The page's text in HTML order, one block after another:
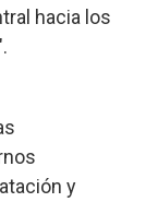
hacia los
y